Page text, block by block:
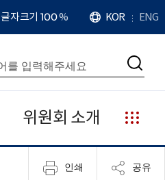
확
대
치
글자크기 100%
언
어
KOR ENG
검
위원회 소개
누
리
집
인쇄 공유